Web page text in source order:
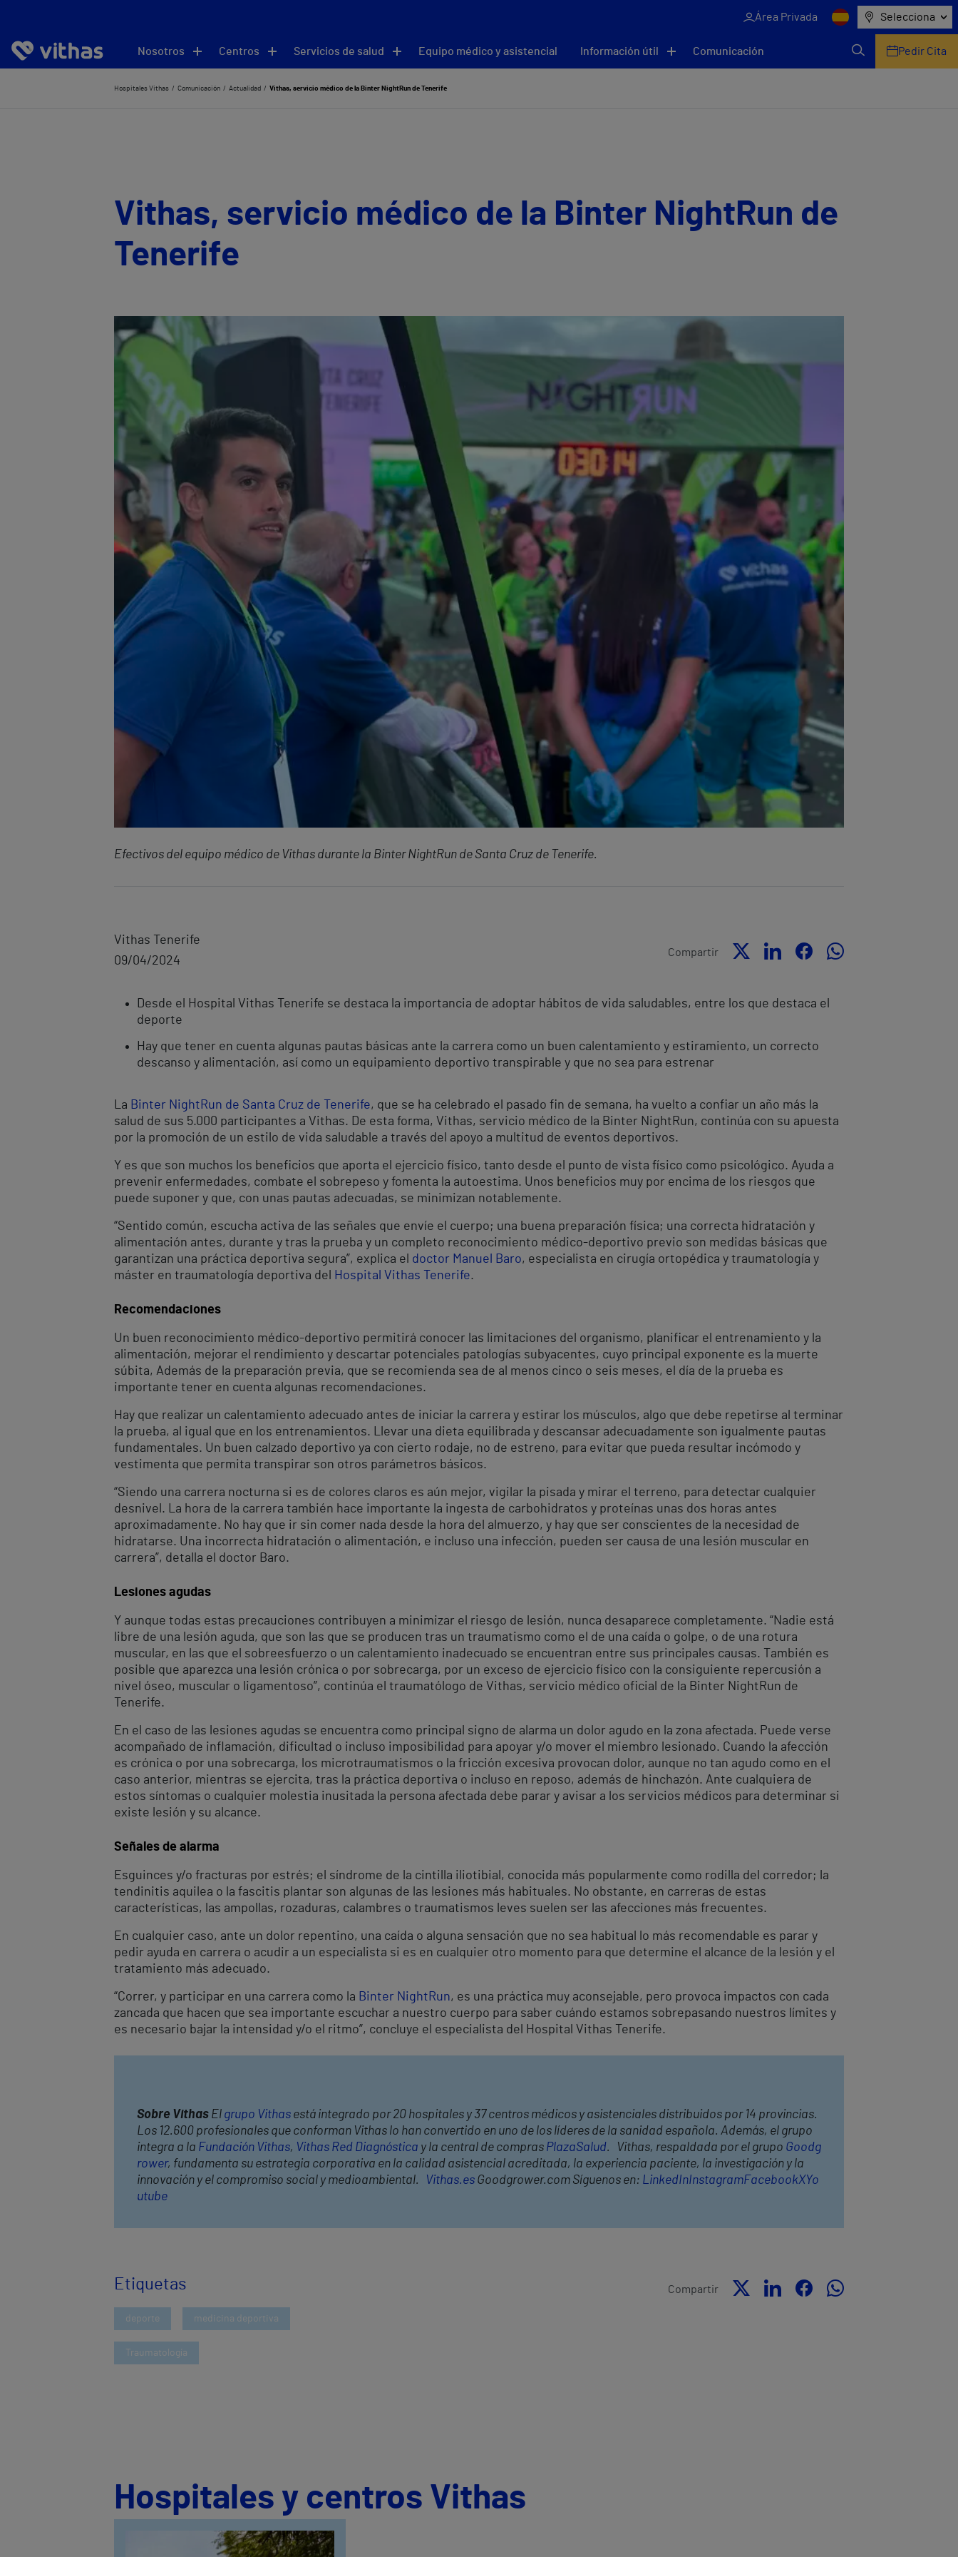
Área Privada Selecciona
Nosotros Centros Servicios de salud Equipo médico y asistencial Información útil Comunicación Pedir Cita
Hospitales Vithas Comunicación Actualidad Vithas, servicio médico de la Binter NightRun de Tenerife
Vithas, servicio médico de la Binter NightRun de
Tenerife
Efectivos del equipo médico de Vithas durante la Binter NightRun de Santa Cruz de Tenerife.
Vithas Tenerife
09/04/2024
Compartir
Desde el Hospital Vithas Tenerife se destaca la importancia de adoptar hábitos de vida saludables, entre los que destaca el
deporte
Hay que tener en cuenta algunas pautas básicas ante la carrera como un buen calentamiento y estiramiento, un correcto
descanso y alimentación, así como un equipamiento deportivo transpirable y que no sea para estrenar
La Binter NightRun de Santa Cruz de Tenerife, que se ha celebrado el pasado fin de semana, ha vuelto a confiar un año más la
salud de sus 5.000 participantes a Vithas. De esta forma, Vithas, servicio médico de la Binter NightRun, continúa con su apuesta
por la promoción de un estilo de vida saludable a través del apoyo a multitud de eventos deportivos.
Y es que son muchos los beneficios que aporta el ejercicio físico, tanto desde el punto de vista físico como psicológico. Ayuda a
prevenir enfermedades, combate el sobrepeso y fomenta la autoestima. Unos beneficios muy por encima de los riesgos que
puede suponer y que, con unas pautas adecuadas, se minimizan notablemente.
“Sentido común, escucha activa de las señales que envíe el cuerpo; una buena preparación física; una correcta hidratación y
alimentación antes, durante y tras la prueba y un completo reconocimiento médico-deportivo previo son medidas básicas que
garantizan una práctica deportiva segura”, explica el doctor Manuel Baro, especialista en cirugía ortopédica y traumatología y
máster en traumatología deportiva del
Hospital Vithas Tenerife.
Recomendaciones
Un buen reconocimiento médico-deportivo permitirá conocer las limitaciones del organismo, planificar el entrenamiento y la
alimentación, mejorar el rendimiento y descartar potenciales patologías subyacentes, cuyo principal exponente es la muerte
súbita, Además de la preparación previa, que se recomienda sea de al menos cinco o seis meses, el día de la prueba es
importante tener en cuenta algunas recomendaciones.
Hay que realizar un calentamiento adecuado antes de iniciar la carrera y estirar los músculos, algo que debe repetirse al terminar
la prueba, al igual que en los entrenamientos. Llevar una dieta equilibrada y descansar adecuadamente son igualmente pautas
fundamentales. Un buen calzado deportivo ya con cierto rodaje, no de estreno, para evitar que pueda resultar incómodo y
vestimenta que permita transpirar son otros parámetros básicos.
“Siendo una carrera nocturna si es de colores claros es aún mejor, vigilar la pisada y mirar el terreno, para detectar cualquier
desnivel. La hora de la carrera también hace importante la ingesta de carbohidratos y proteínas unas dos horas antes
aproximadamente. No hay que ir sin comer nada desde la hora del almuerzo, y hay que ser conscientes de la necesidad de
hidratarse. Una incorrecta hidratación o alimentación, e incluso una infección, pueden ser causa de una lesión muscular en
carrera”, detalla el doctor Baro.
Lesiones agudas
Y aunque todas estas precauciones contribuyen a minimizar el riesgo de lesión, nunca desaparece completamente. “Nadie está
libre de una lesión aguda, que son las que se producen tras un traumatismo como el de una caída o golpe, o de una rotura
muscular, en las que el sobreesfuerzo o un calentamiento inadecuado se encuentran entre sus principales causas. También es
posible que aparezca una lesión crónica o por sobrecarga, por un exceso de ejercicio físico con la consiguiente repercusión a
nivel óseo, muscular o ligamentoso”, continúa el traumatólogo de Vithas, servicio médico oficial de la Binter NightRun de
Tenerife.
En el caso de las lesiones agudas se encuentra como principal signo de alarma un dolor agudo en la zona afectada. Puede verse
acompañado de inflamación, dificultad o incluso imposibilidad para apoyar y/o mover el miembro lesionado. Cuando la afección
es crónica o por una sobrecarga, los microtraumatismos o la fricción excesiva provocan dolor, aunque no tan agudo como en el
caso anterior, mientras se ejercita, tras la práctica deportiva o incluso en reposo, además de hinchazón. Ante cualquiera de
estos síntomas o cualquier molestia inusitada la persona afectada debe parar y avisar a los servicios médicos para determinar si
existe lesión y su alcance.
Señales de alarma
Esguinces y/o fracturas por estrés; el síndrome de la cintilla iliotibial, conocida más popularmente como rodilla del corredor; la
tendinitis aquilea o la fascitis plantar son algunas de las lesiones más habituales. No obstante, en carreras de estas
características, las ampollas, rozaduras, calambres o traumatismos leves suelen ser las afecciones más frecuentes.
En cualquier caso, ante un dolor repentino, una caída o alguna sensación que no sea habitual lo más recomendable es parar y
pedir ayuda en carrera o acudir a un especialista si es en cualquier otro momento para que determine el alcance de la lesión y el
tratamiento más adecuado.
“Correr, y participar en una carrera como la Binter NightRun, es una práctica muy aconsejable, pero provoca impactos con cada
zancada que hacen que sea importante escuchar a nuestro cuerpo para saber cuándo estamos sobrepasando nuestros límites y
es necesario bajar la intensidad y/o el ritmo”, concluye el especialista del Hospital Vithas Tenerife.
Sobre Vithas El grupo Vithas está integrado por 20 hospitales y 37 centros médicos y asistenciales distribuidos por 14 provincias.
Los 12.600 profesionales que conforman Vithas lo han convertido en uno de los líderes de la sanidad española. Además, el grupo
integra a la Fundación Vithas, Vithas Red Diagnóstica y la central de compras PlazaSalud. Vithas, respaldada por el grupo Goodg
rower, fundamenta su estrategia corporativa en la calidad asistencial acreditada, la experiencia paciente, la investigación y la
innovación y el compromiso social y medioambiental.
Vithas.es Goodgrower.com Síguenos en: LinkedInInstagramFacebookXYo
utube
Compartir
Etiquetas
deporte medicina deportiva
Traumatología
Hospitales y centros Vithas